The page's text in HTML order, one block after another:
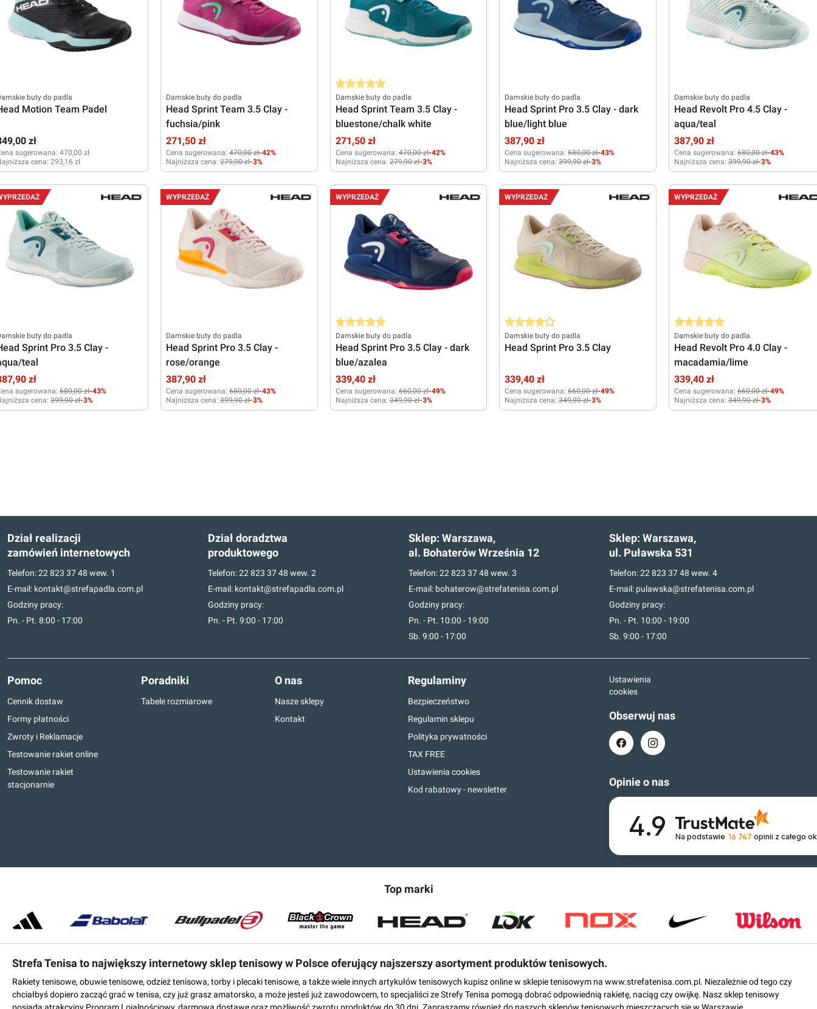
buty do padla
Motion Team Padel
zł
sugerowana: 470,00 zł
cena: 293,16 zł
41
Damskie buty do padla
Head Sprint Team 3.5 Clay -
fuchsia/pink
271,50 zł
Cena sugerowana: 470,00 zł-42%
Najniższa cena:279,90 zł-3%
37
Średnia ocena 5 z 5 gwiazdek
Damskie buty do padla
Head Sprint Team 3.5 Clay -
bluestone/chalk white
271,50 zł
Cena sugerowana: 470,00 zł-42%
Najniższa cena:279,90 zł-3%
40 40,5 42
Damskie buty do padla
Head Sprint Pro 3.5 Clay - dark
blue/light blue
387,90 zł
Cena sugerowana: 680,00 zł-43%
Najniższa cena:399,90 zł-3%
37 38 38,5 41 42
Damskie buty do padla
Head Revolt Pro 4.5 Clay -
aqua/teal
387,90 zł
Cena sugerowana: 680,00 zł-43%
Najniższa cena:399,90 zł-3%
40,5 41 42
buty do padla
Sprint Pro 3.5 Clay -
teal
zł
sugerowana: 680,00 zł-43%
cena: 399,90 zł-3%
WYPRZEDAŻ
Damskie buty do padla
Head Sprint Pro 3.5 Clay -
rose/orange
387,90 zł
Cena sugerowana: 680,00 zł-43%
Najniższa cena:399,90 zł-3%
WYPRZEDAŻ
Średnia ocena 5 z 5 gwiazdek
Damskie buty do padla
Head Sprint Pro 3.5 Clay - dark
blue/azalea
339,40 zł
Cena sugerowana: 660,00 zł-49%
Najniższa cena:349,90 zł-3%
WYPRZEDAŻ
Średnia ocena 4 z 5 gwiazdek
Damskie buty do padla
Head Sprint Pro 3.5 Clay
339,40 zł
Cena sugerowana: 660,00 zł-49%
Najniższa cena:349,90 zł-3%
WYPRZEDAŻ
Średnia ocena 5 z 5 gwiazdek
Damskie buty do padla
Head Revolt Pro 4.0 Clay -
macadamia/lime
339,40 zł
Cena sugerowana: 660,00 zł-49%
Najniższa cena:349,90 zł-3%
Dział realizacji
zamówień internetowych
Telefon:22 823 37 48 wew. 1
E-mail: kontakt@strefapadla.com.pl
Godziny pracy:
Pn. - Pt. 8:00 - 17:00
Dział doradztwa
produktowego
Telefon:22 823 37 48 wew. 2
E-mail: kontakt@strefapadla.com.pl
Godziny pracy:
Pn. - Pt. 9:00 - 17:00
Sklep: Warszawa,
al. Bohaterów Września 12
Telefon:22 823 37 48 wew. 3
E-mail: bohaterow@strefatenisa.com.pl
Godziny pracy:
Pn. - Pt. 10:00 - 19:00
Sb. 9:00 - 17:00
Sklep: Warszawa,
ul. Puławska 531
Telefon:22 823 37 48 wew. 4
E-mail: pulawska@strefatenisa.com.pl
Godziny pracy:
Pn. - Pt. 10:00 - 19:00
Sb. 9:00 - 17:00
Pomoc
Cennik dostaw
Formy płatności
Zwroty i Reklamacje
Testowanie rakiet online
Testowanie rakiet
stacjonarnie
Poradniki
Tabele rozmiarowe
O nas
Nasze sklepy
Kontakt
Regulaminy
Bezpieczeństwo
Regulamin sklepu
Polityka prywatności
TAX FREE
Ustawienia cookies
Kod rabatowy - newsletter
Ustawienia
cookies
Obserwuj nas
Opinie o nas
4.9 Na podstawie 16 747 opinii z całego
Top marki
Strefa Tenisa to największy internetowy sklep tenisowy w Polsce oferujący najszerszy asortyment produktów tenisowych.
Rakiety tenisowe, obuwie tenisowe, odzież tenisowa, torby i plecaki tenisowe, a także wiele innych artykułów tenisowych kupisz online w sklepie tenisowym na www.strefatenisa.com.pl. Niezależnie od tego czy
chciałbyś dopiero zacząć grać w tenisa, czy już grasz amatorsko, a może jesteś już zawodowcem, to specjaliści ze Strefy Tenisa pomogą dobrać odpowiednią rakietę, naciąg czy owijkę. Nasz sklep tenisowy